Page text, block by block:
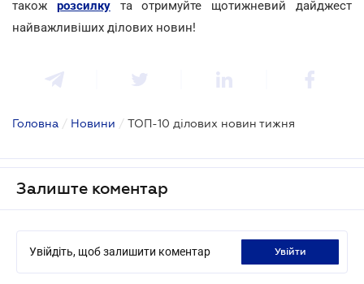
також розсилку
та отримуйте щотижневий дайджест
найважливіших ділових новин!
Головна / Новини / ТОП-10 ділових новин тижня
Залиште коментар
Увійдіть, щоб залишити коментар увійти